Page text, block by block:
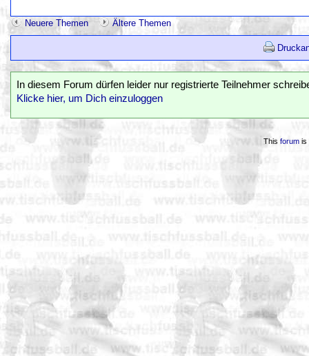
Neuere Themen Ältere Themen
In diesem Forum dürfen leider nur registrierte Teilnehmer
Klicke hier, um Dich einzuloggen
This forumis